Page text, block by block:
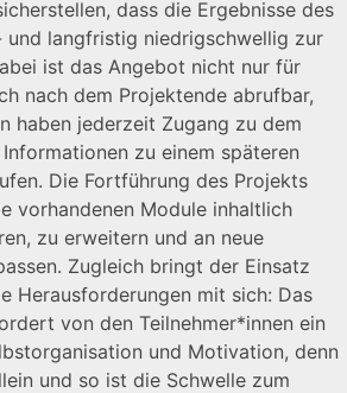
dass die Ergebnisse des
und langfristig niedrigschwellig zur
ist das Angebot nicht nur für
nach dem Projektende abrufbar,
haben jederzeit Zugang zu dem
zu einem späteren
Die Fortführung des Projekts
vorhandenen Module inhaltlich
zu erweitern und an neue
Zugleich bringt der Einsatz
Herausforderungen mit sich: Das
von den Teilnehmer*innen ein
und Motivation, denn
und so ist die Schwelle zum